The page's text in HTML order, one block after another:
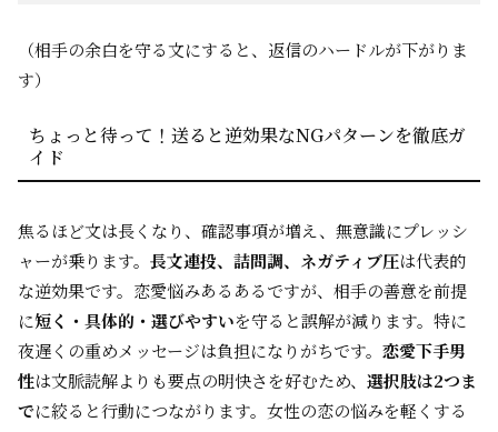
（相手の余白を守る文にすると、返信のハードルが下がりま
す）
ちょっと待って！送ると逆効果なNGパターンを徹底ガ
イド
焦るほど文は長くなり、確認事項が増え、無意識にプレッシ
ャーが乗ります。 長文連投、詰問調、ネガティブ圧は代表的
な逆効果です。恋愛悩みあるあるですが、相手の善意を前提
に短く・具体的・選びやすいを守ると誤解が減ります。特に
夜遅くの重めメッセージは負担になりがちです。 恋愛下手男
性は文脈読解よりも要点の明快さを好むため、 選択肢は2つま
でに絞ると行動につながります。女性の恋の悩みを軽くする